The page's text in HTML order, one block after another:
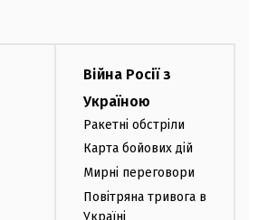
Війна Росії з
Україною
Ракетні обстріли
Карта бойових дій
Мирні переговори
Повітряна тривога в
Україні